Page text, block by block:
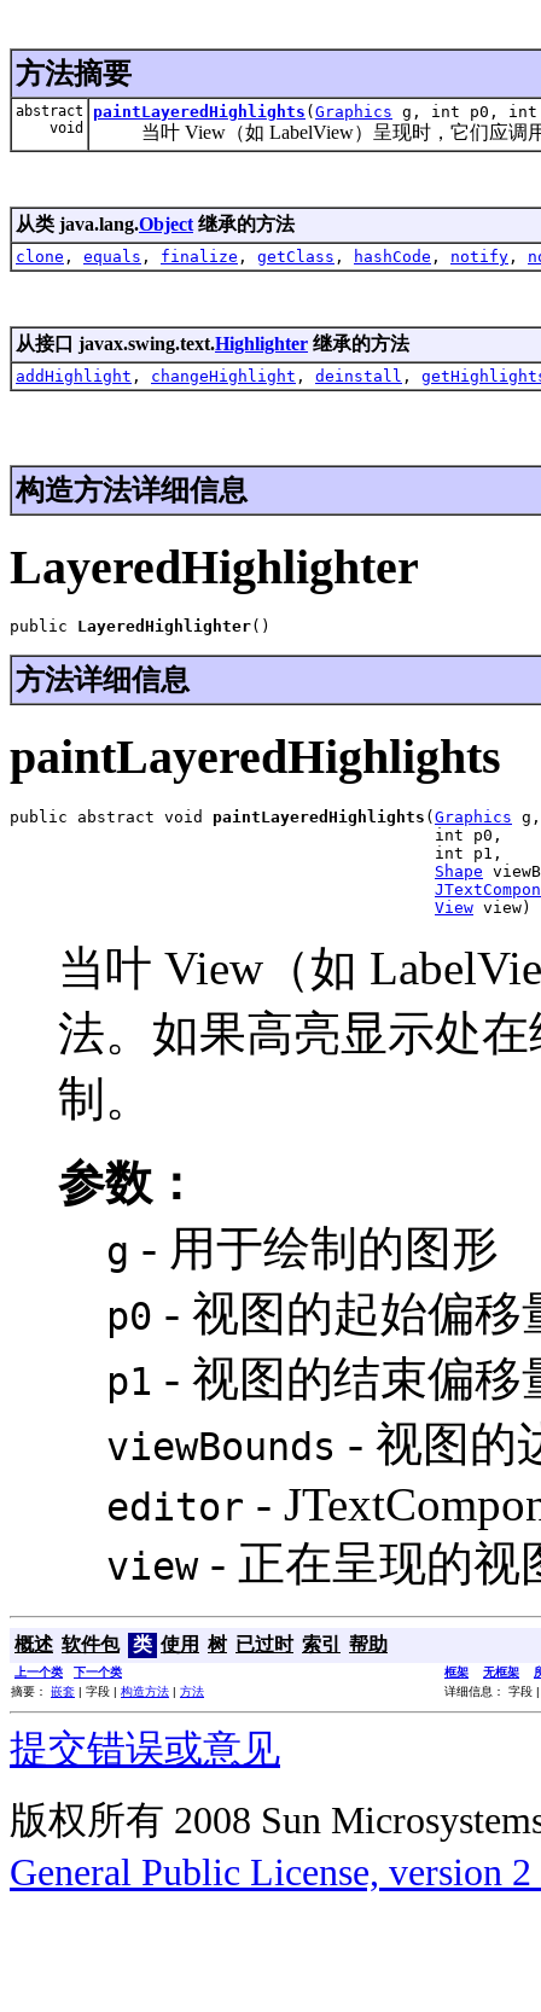
方法摘要
abstract
void
paintLayeredHighlights ( Graphics g, int p0,
当叶 View（如 LabelView）呈现时，它们应调
从类 java.lang.Object 继承的方法
clone , equals , finalize , getClass , hashCode , notify ,
从接口 javax.swing.text.Highlighter 继承的方法
addHighlight , changeHighlight , deinstall ,
构造方法详细信息
LayeredHighlighter
public LayeredHighlighter()
方法详细信息
paintLayeredHighlights
public abstract void paintLayeredHighlights (Graphics g,
                                            int p0,
                                            int p1,
Shape
View view)
当叶 View（如
法。如果高亮显示处
制。
参数：
g - 用于绘制的图形
p0 - 视图的起始偏移
p1 - 视图的结束偏移
viewBounds - 视图的
editor -
view- 正在呈现的视
概述 软件包 类 使用 树 已过时 索引 帮助
上一个类 下一个类 框架 无框架
摘要： 嵌套 | 字段 | 构造方法 | 方法 详细信息： 字段
提交错误或意见
版权所有 2008 Sun
General Public License, version